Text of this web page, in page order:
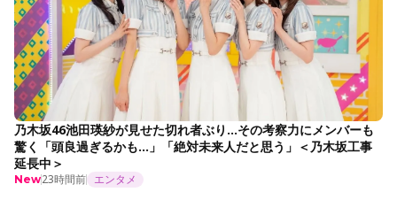
乃木坂46池田瑛紗が見せた切れ者ぶり…その考察力にメンバーも
驚く「頭良過ぎるかも…」「絶対未来人だと思う」＜乃木坂工事
延長中＞
New23時間前 エンタメ